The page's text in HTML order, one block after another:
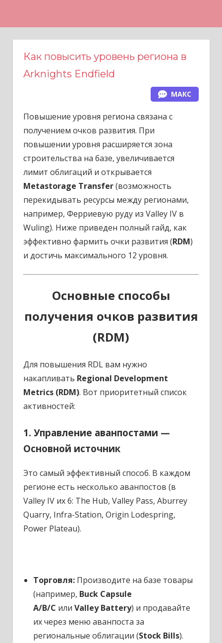
Как повысить уровень региона в
Arknights Endfield
МАКС
Повышение уровня региона связана с
получением очков развития. При
повышении уровня расширяется зона
строительства на базе, увеличивается
лимит облигаций и открывается
Metastorage Transfer(возможность
перекидывать ресурсы между регионами,
например, Ферриевую руду из Valley IV в
Wuling). Ниже приведен полный гайд, как
эффективно фармить очки развития (RDM)
и достичь максимального 12 уровня.
Основные способы
получения очков развития
(RDM)
Для повышения RDL вам нужно
накапливать Regional Development
Metrics (RDM). Вот приоритетный список
активностей:
1. Управление аванпостами —
Основной источник
Это самый эффективный способ. В каждом
регионе есть несколько аванпостов (в
Valley IV их 6: The Hub, Valley Pass, Aburrey
Quarry, Infra-Station, Origin Lodespring,
Power Plateau).
Торговля:Производите на базе товары
(например, Buck Capsule
A/B/C или Valley Battery) и продавайте
их через меню аванпоста за
региональные облигации (Stock Bills).